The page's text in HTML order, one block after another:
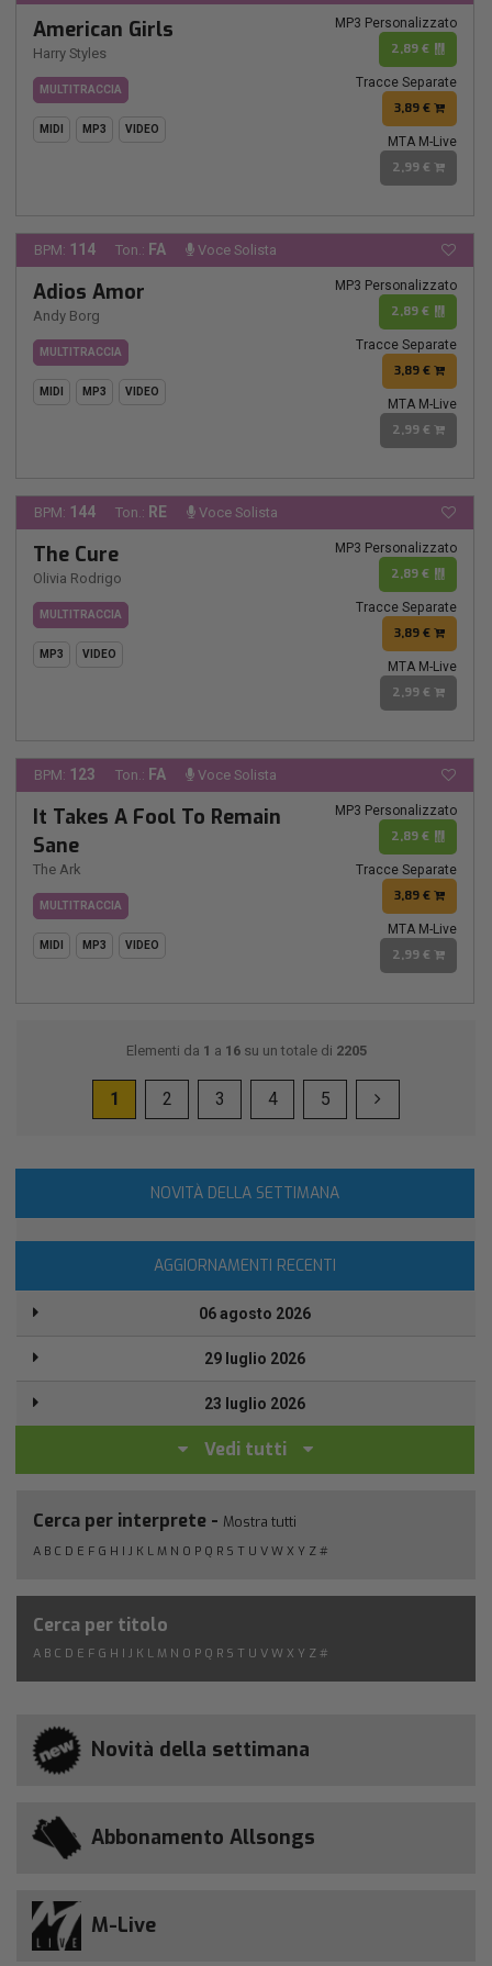
American Girls
Harry Styles
MULTITRACCIA
MIDI MP3 VIDEO
MP3 Personalizzato
2,89 €
Tracce Separate
3,89 €
MTA M-Live
2,99 €
BPM: 114 Ton.: FA Voce Solista
Adios Amor
Andy Borg
MULTITRACCIA
MIDI MP3 VIDEO
MP3 Personalizzato
2,89 €
Tracce Separate
3,89 €
MTA M-Live
2,99 €
BPM: 144 Ton.: RE Voce Solista
The Cure
Olivia Rodrigo
MULTITRACCIA
MP3 VIDEO
MP3 Personalizzato
2,89 €
Tracce Separate
3,89 €
MTA M-Live
2,99 €
BPM: 123 Ton.: FA Voce Solista
It Takes A Fool To Remain
Sane
The Ark
MULTITRACCIA
MIDI MP3 VIDEO
MP3 Personalizzato
2,89 €
Tracce Separate
3,89 €
MTA M-Live
2,99 €
Elementi da 1 a 16su un totale di 2205
1 2 3 4 5
NOVITÀ DELLA SETTIMANA
AGGIORNAMENTI RECENTI
06 agosto 2026
29 luglio 2026
23 luglio 2026
Vedi tutti
Cerca per interprete - Mostra tutti
A B C D E F G H I J K L M N O P Q R S T U V W X Y Z #
Cerca per titolo
A B C D E F G H I J K L M N O P Q R S T U V W X Y Z #
Novità della settimana
Abbonamento Allsongs
M-Live